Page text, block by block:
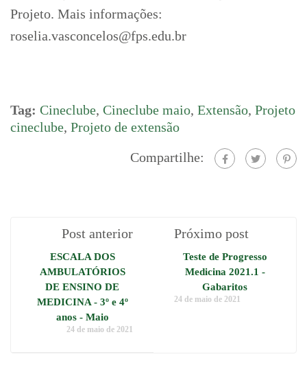
Projeto. Mais informações:
roselia.vasconcelos@fps.edu.br
Tag: Cineclube, Cineclube maio, Extensão, Projeto
cineclube, Projeto de extensão
Compartilhe:
Post anterior
ESCALA DOS
AMBULATÓRIOS
DE ENSINO DE
MEDICINA - 3º e 4º
anos - Maio
24 de maio de 2021
Próximo post
Teste de Progresso
Medicina 2021.1 -
Gabaritos
24 de maio de 2021